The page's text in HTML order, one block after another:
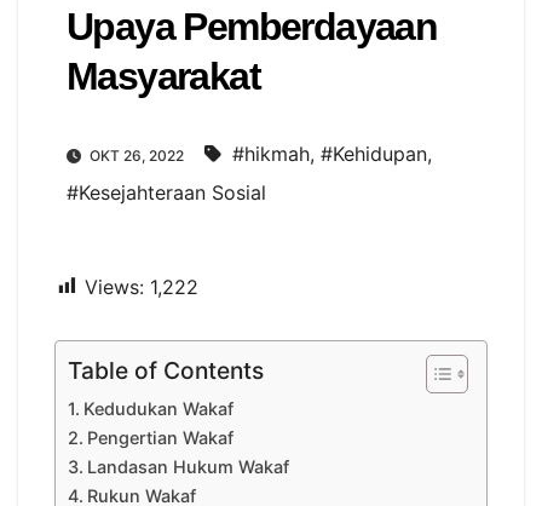
Upaya Pemberdayaan
Masyarakat
OKT 26, 2022 #hikmah, #Kehidupan,
#Kesejahteraan Sosial
Views: 1,222
Table of Contents
Kedudukan Wakaf
Pengertian Wakaf
Landasan Hukum Wakaf
Rukun Wakaf